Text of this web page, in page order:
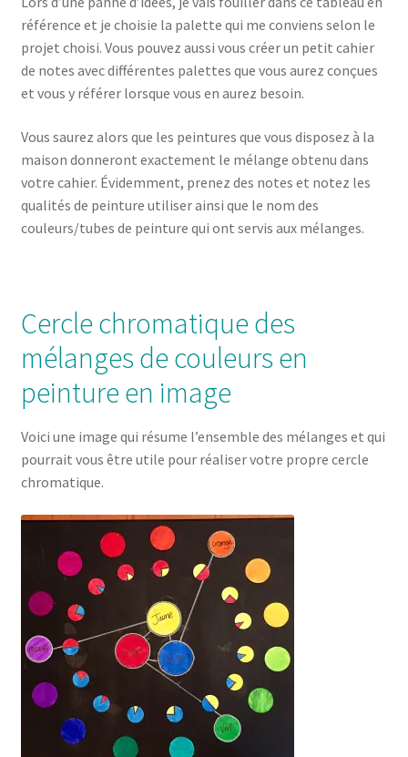
référence et je choisie la palette qui me conviens selon le
projet choisi. Vous pouvez aussi vous créer un petit cahier
de notes avec différentes palettes que vous aurez conçues
et vous y référer lorsque vous en aurez besoin.
Vous saurez alors que les peintures que vous disposez à la
maison donneront exactement le mélange obtenu dans
votre cahier. Évidemment, prenez des notes et notez les
qualités de peinture utiliser ainsi que le nom des
couleurs/tubes de peinture qui ont servis aux mélanges.
Cercle chromatique des
mélanges de couleurs en
peinture en image
Voici une image qui résume l’ensemble des mélanges et qui
pourrait vous être utile pour réaliser votre propre cercle
chromatique.